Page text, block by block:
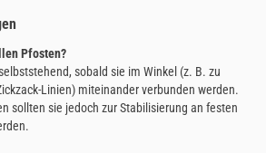
Pfosten?
sobald sie im Winkel (z. B. zu
Linien) miteinander verbunden werden.
sollten sie jedoch zur Stabilisierung an festen